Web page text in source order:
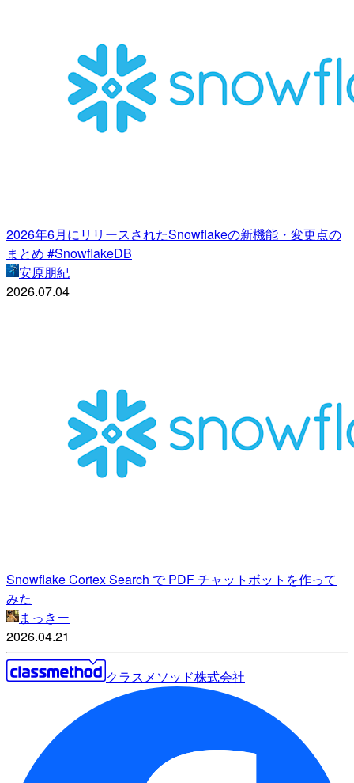
2026年6月にリリースされたSnowflakeの新機能・変更点の
まとめ #SnowflakeDB
安原朋紀
2026.07.04
Snowflake Cortex Search で PDF チャットボットを作って
みた
まっきー
2026.04.21
クラスメソッド株式会社